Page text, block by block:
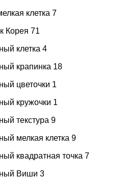
клетка 7
Корея 71
клетка 4
крапинка 18
цветочки 1
кружочки 1
текстура 9
мелкая клетка 9
квадратная точка 7
Виши 3